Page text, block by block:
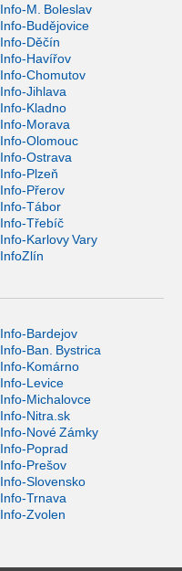
Info-M. Boleslav
Info-Budějovice
Info-Děčín
Info-Havířov
Info-Chomutov
Info-Jihlava
Info-Kladno
Info-Morava
Info-Olomouc
Info-Ostrava
Info-Plzeň
Info-Přerov
Info-Tábor
Info-Třebíč
Info-Karlovy Vary
InfoZlín
Info-Bardejov
Info-Ban. Bystrica
Info-Komárno
Info-Levice
Info-Michalovce
Info-Nitra.sk
Info-Nové Zámky
Info-Poprad
Info-Prešov
Info-Slovensko
Info-Trnava
Info-Zvolen